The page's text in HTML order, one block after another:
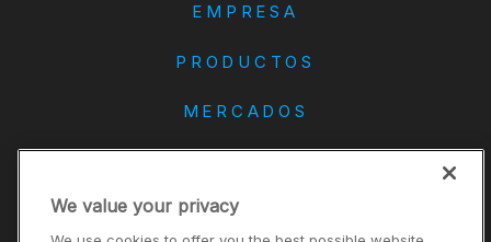
EMPRESA
PRODUCTOS
MERCADOS
CONTACTO
We value your privacy